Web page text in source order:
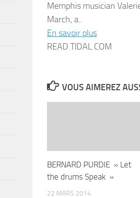
Memphis musician
March, a..
En savoir plus
READ.TIDAL.COM
VOUS AIMEREZ
BERNARD PURDIE » Let
the drums Speak »
22 MARS 2014